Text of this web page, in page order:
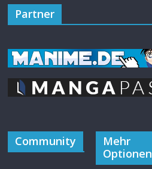
Partner
Community
Mehr
Optionen